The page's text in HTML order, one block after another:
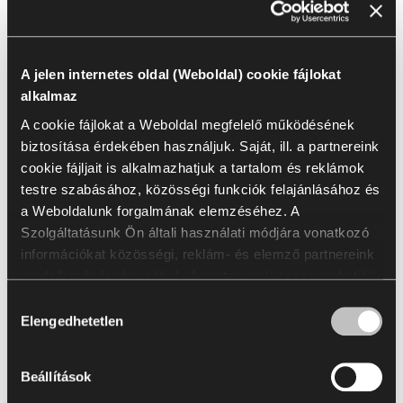
A jelen internetes oldal (Weboldal) cookie fájlokat
alkalmaz
A cookie fájlokat a Weboldal megfelelő működésének
biztosítása érdekében használjuk. Saját, ill. a partnereink
cookie fájljait is alkalmazhatjuk a tartalom és reklámok
testre szabásához, közösségi funkciók felajánlásához és
a Weboldalunk forgalmának elemzéséhez. A
Szolgáltatásunk Ön általi használati módjára vonatkozó
információkat közösségi, reklám- és elemző partnereink
rendelkezésére bocsátjuk. A partnereink összevonhatják
szolgáltatásaik igénybevétele során szerzett egyéb
adatokkal. A statisztikai, marketing és a felhasználói
preferenciákra vonatkozó cookie fájlok használatához az
Ön hozzájárulása szükséges, amit az „Összes
kiválasztása
Elengedhetetlen
Beállítások
Xtreme
Xtreme | XR
Az összes kijelölése 41 Kijelölés törlése